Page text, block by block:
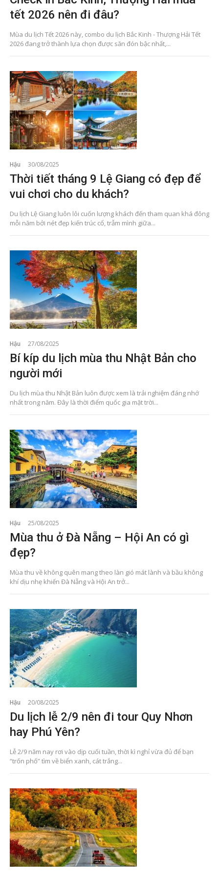
tết 2026 nên đi đâu?
Mùa du lịch Tết 2026 này, combo du lịch Bắc Kinh - Thượng Hải Tết
2026 đang trở thành lựa chọn được săn đón bậc nhất,...
Hậu 30/08/2025
Thời tiết tháng 9 Lệ Giang có đẹp để
vui chơi cho du khách?
Du lịch Lệ Giang luôn lôi cuốn lượng khách đến tham quan khá đông
mỗi năm bởi nét đẹp kiến trúc cổ, trẫm mình giữa...
Hậu 27/08/2025
Bí kíp du lịch mùa thu Nhật Bản cho
người mới
Du lịch mùa thu Nhật Bản luôn được xem là trải nghiệm đáng nhớ
nhất trong năm. Đây là thời điểm quốc gia mặt trời...
Hậu 25/08/2025
Mùa thu ở Đà Nẵng – Hội An có gì
đẹp?
Mùa thu về không quên mang theo làn gió mát lành và bầu không
khí dịu nhẹ khiến Đà Nẵng và Hội An trở...
Hậu 20/08/2025
Du lịch lễ 2/9 nên đi tour Quy Nhơn
hay Phú Yên?
Lễ 2/9 năm nay rơi vào dịp cuối tuần, thời kì nghỉ vừa đủ để bạn
“trốn phố” tìm về biển xanh, cát trắng...